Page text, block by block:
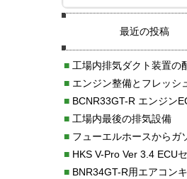
最近の投稿
■工場内排気ダクト装置の
■エンジン整備とフレッシ
■BCNR33GT-R エンジンECUセッティ
■工場内最後の排気設備
■フューエルホースからガソリ
■HKS V-Pro Ver 3.4 ECUセッテ
■BNR34GT-R用エアコンキット新発